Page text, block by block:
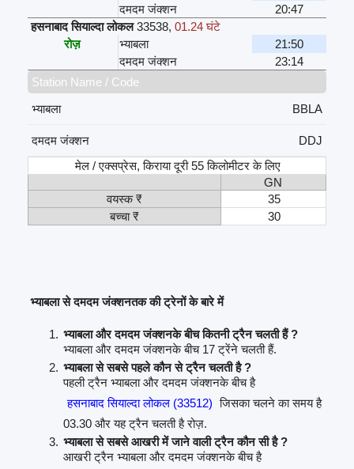
दमदम जंक्शन
20:47
हसनाबाद सियाल्दा लोकल 33538, 01.24 घंटे
रोज़
भ्याबला
21:50
दमदम जंक्शन
23:14
Station Name / Code
भ्याबला
BBLA
दमदम जंक्शन
DDJ
मेल / एक्सप्रेस, किराया दूरी 55 किलोमीटर के लिए
GN
वयस्क ₹
35
बच्चा ₹
30
भ्याबला से दमदम जंक्शनतक की ट्रेनों के बारे में
भ्याबला और दमदम जंक्शनके बीच कितनी ट्रैन चलती हैं ?
भ्याबला और दमदम जंक्शनके बीच 17 ट्रेंने चलती हैं.
भ्याबला से सबसे पहले कौन से ट्रैन चलती है ?
पहली ट्रैन भ्याबला और दमदम जंक्शनके बीच है
हसनाबाद सियाल्दा लोकल (33512) जिसका चलने का समय है
03.30 और यह ट्रैन चलती है रोज़.
भ्याबला से सबसे आखरी में जाने वाली ट्रैन कौन सी है ?
आखरी ट्रैन भ्याबला और दमदम जंक्शनके बीच है